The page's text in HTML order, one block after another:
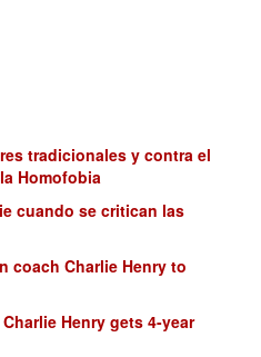
tradicionales y contra el
Homofobia
cuando se critican las
coach Charlie Henry to
Henry gets 4-year